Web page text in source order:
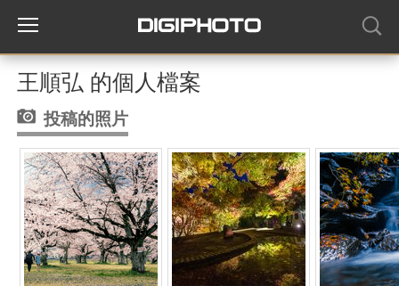
王順弘 的個人檔案
投稿的照片